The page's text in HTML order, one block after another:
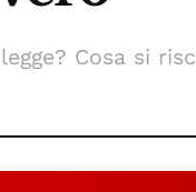
Cosa si